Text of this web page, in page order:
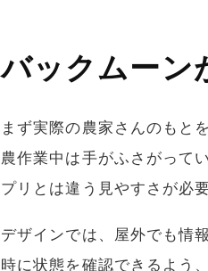
バックムーン
まず実際の農家さんのもと
農作業中は手がふさがって
プリとは違う見やすさが必
デザインでは、屋外でも情
時に状態を確認できるよう